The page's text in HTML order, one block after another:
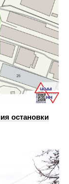
остановки